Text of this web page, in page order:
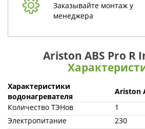
Заказывайте монтаж у
менеджера
Ariston ABS Pro R
Характеристики
водонагревателя
Ariston
Количество ТЭНов
1
Электропитание
230